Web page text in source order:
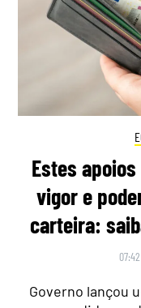
Estes
vigor e
carteira:
Governo lançou